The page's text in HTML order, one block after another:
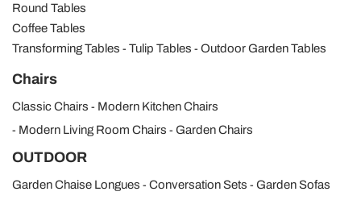
Round Tables
Coffee Tables
Transforming Tables
Tulip Tables Outdoor Garden Tables
Chairs
Classic Chairs
Modern Kitchen Chairs
Modern Living Room Chairs
Garden Chairs
OUTDOOR
Garden Chaise Longues Conversation Sets
Garden Sofas